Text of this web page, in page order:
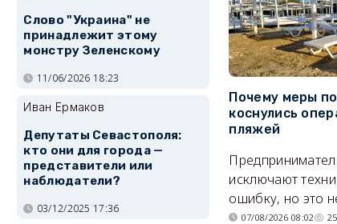
Почему меры
коснулись
пляжей
исключают
ошибку, но это
07/08/2026 08:02
Слово "Украина" не
принадлежит этому
монстру Зеленскому
11/06/2026 18:23
Иван Ермаков
Депутаты Севастополя:
кто они для города —
представители или
наблюдатели?
03/12/2025 17:36